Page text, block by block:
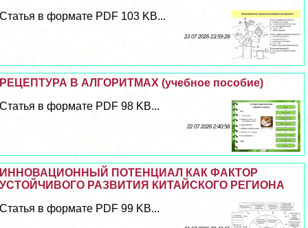
Статья в формате PDF 103 KB...
23 07 2026 23:59:28
РЕЦЕПТУРА В АЛГОРИТМАХ (учебное пособие)
Статья в формате PDF 98 KB...
22 07 2026 2:40:58
ИННОВАЦИОННЫЙ ПОТЕНЦИАЛ КАК ФАКТОР
УСТОЙЧИВОГО РАЗВИТИЯ КИТАЙСКОГО РЕГИОНА
Статья в формате PDF 99 KB...